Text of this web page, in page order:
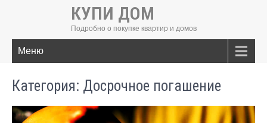
КУПИ ДОМ
Подробно о покупке квартир и домов
Меню
Категория: Досрочное погашение